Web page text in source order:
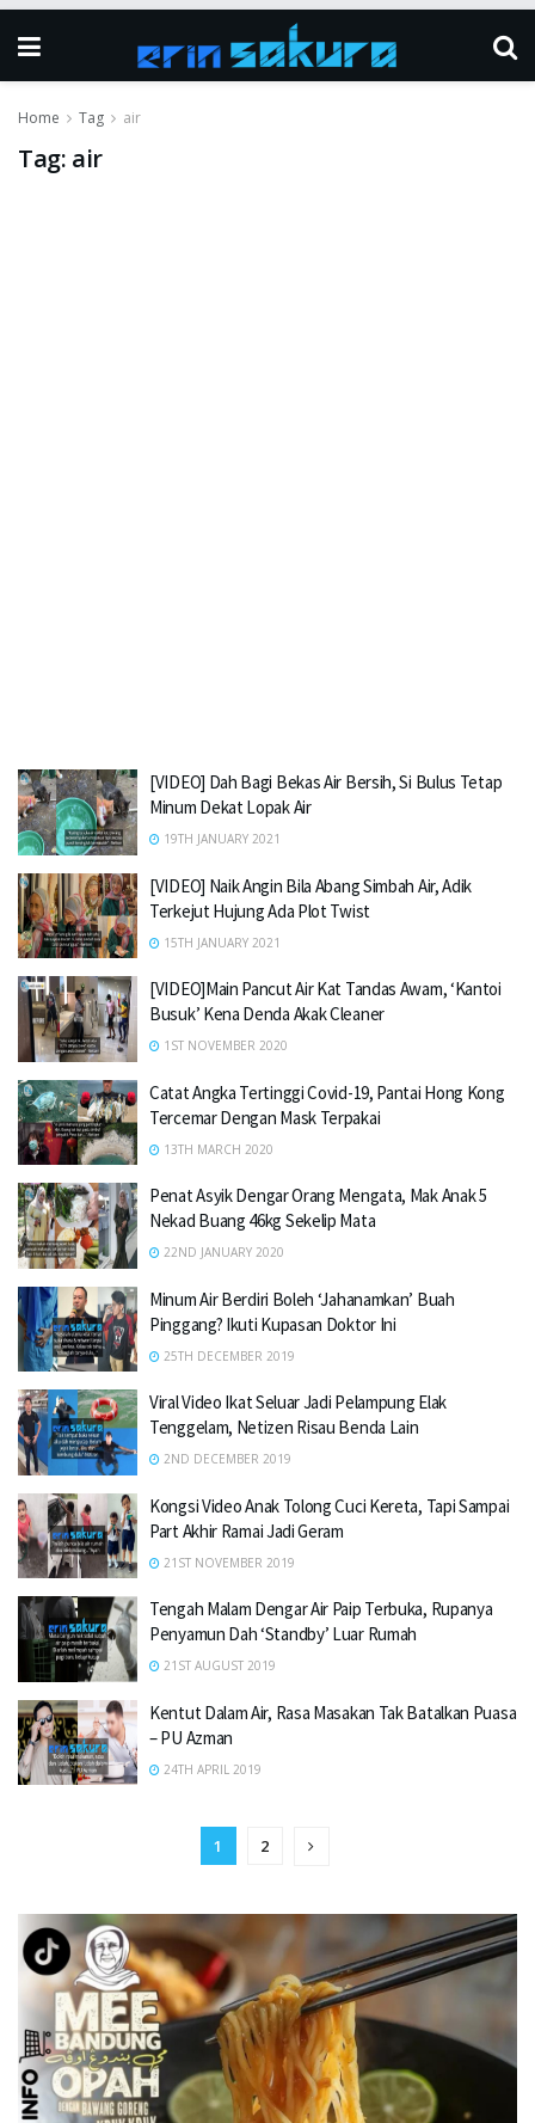
Home Tag air
Tag: air
[VIDEO] Dah Bagi Bekas Air Bersih, Si Bulus Tetap
Minum Dekat Lopak Air
19TH JANUARY 2021
[VIDEO] Naik Angin Bila Abang Simbah Air, Adik
Terkejut Hujung Ada Plot Twist
15TH JANUARY 2021
[VIDEO]Main Pancut Air Kat Tandas Awam, ‘Kantoi
Busuk’ Kena Denda Akak Cleaner
1ST NOVEMBER 2020
Catat Angka Tertinggi Covid-19, Pantai Hong Kong
Tercemar Dengan Mask Terpakai
13TH MARCH 2020
Penat Asyik Dengar Orang Mengata, Mak Anak 5
Nekad Buang 46kg Sekelip Mata
22ND JANUARY 2020
Minum Air Berdiri Boleh ‘Jahanamkan’ Buah
Pinggang? Ikuti Kupasan Doktor Ini
25TH DECEMBER 2019
Viral Video Ikat Seluar Jadi Pelampung Elak
Tenggelam, Netizen Risau Benda Lain
2ND DECEMBER 2019
Kongsi Video Anak Tolong Cuci Kereta, Tapi Sampai
Part Akhir Ramai Jadi Geram
21ST NOVEMBER 2019
Tengah Malam Dengar Air Paip Terbuka, Rupanya
Penyamun Dah ‘Standby’ Luar Rumah
21ST AUGUST 2019
Kentut Dalam Air, Rasa Masakan Tak Batalkan Puasa
– PU Azman
24TH APRIL 2019
1 2